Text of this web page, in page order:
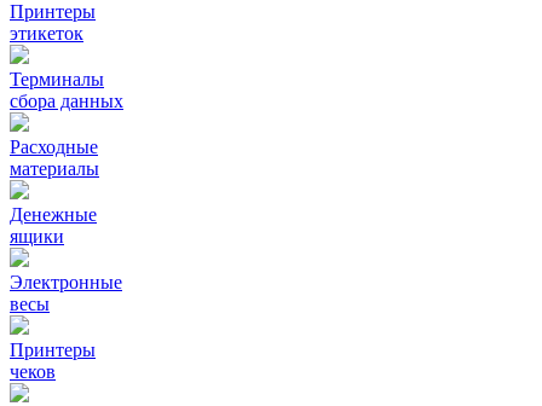
Принтеры
этикеток
Терминалы
сбора данных
Расходные
материалы
Денежные
ящики
Электронные
весы
Принтеры
чеков